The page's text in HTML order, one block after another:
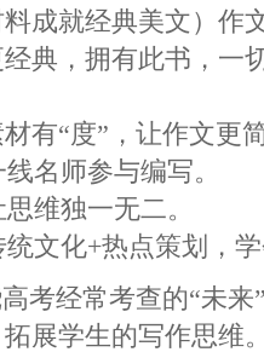
成就经典美文）作
典，拥有此书，一
材有“度”，让作文更
名师参与编写。
维独一无二。
文化+热点策划，
考经常考查的“未
展学生的写作思维